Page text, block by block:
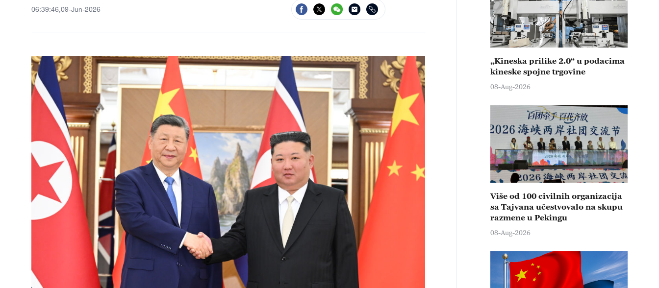
06:39:46,09-Jun-2026
„Kineska prilike 2.0“ u podacima
kineske spojne trgovine
08-Aug-2026
Više od 100 civilnih organizacija
sa Tajvana učestvovalo na skupu
razmene u Pekingu
08-Aug-2026